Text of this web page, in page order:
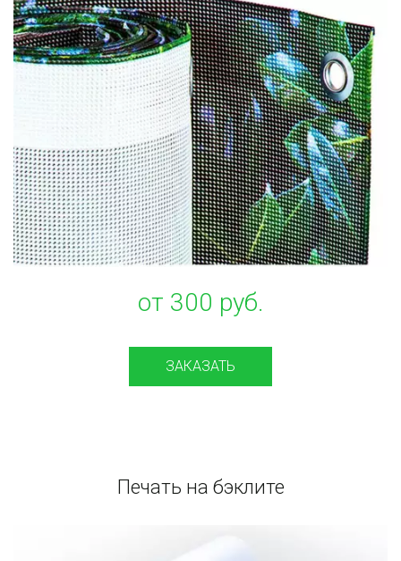
от 300 руб.
ЗАКАЗАТЬ
Печать на бэклите